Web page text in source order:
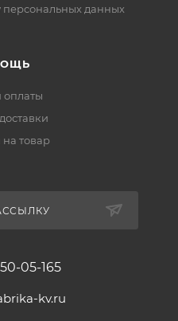
персональных данных
оплаты
на товар
05-165
kv.ru